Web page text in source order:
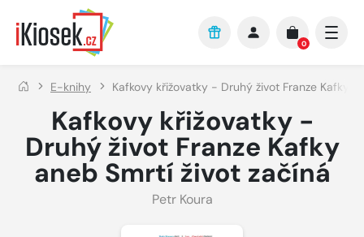
Přejít na hlavní obsah
0
E-knihy Kafkovy křižovatky - Druhý život Franze Kafky
Kafkovy křižovatky -
Druhý život Franze Kafky
aneb Smrtí život začíná
Petr Koura